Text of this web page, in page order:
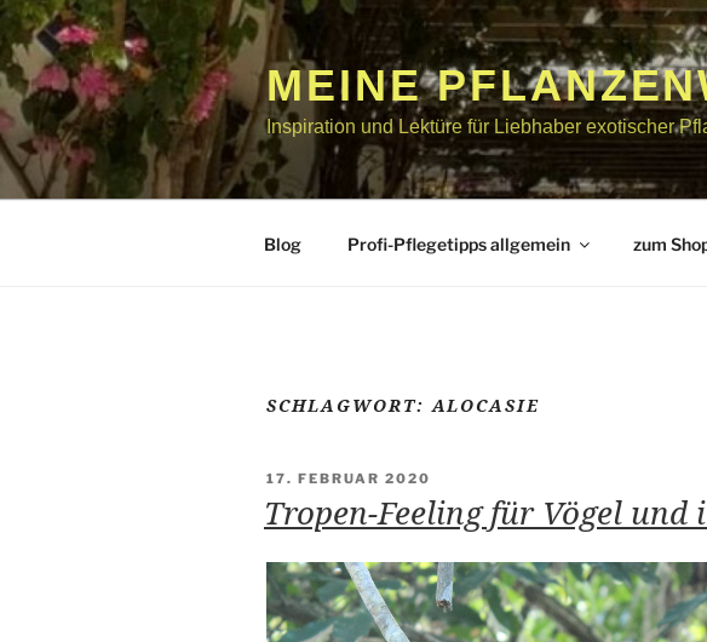
Zum
Inhalt
springen
MEINE
Inspiration und Lektüre für Liebhaber exotischer
Blog Profi-Pflegetipps allgemein zum
SCHLAGWORT:ALOCASIE
VERÖFFENTLICHT
17. FEBRUAR 2020
Tropen-Feeling für Vögel